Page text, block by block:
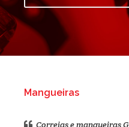
Mangueiras
Correias e mangueiras